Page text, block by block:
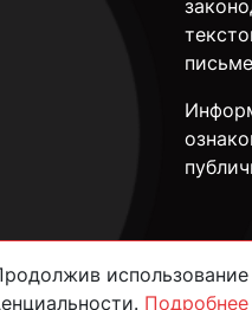
использование
Подробнее